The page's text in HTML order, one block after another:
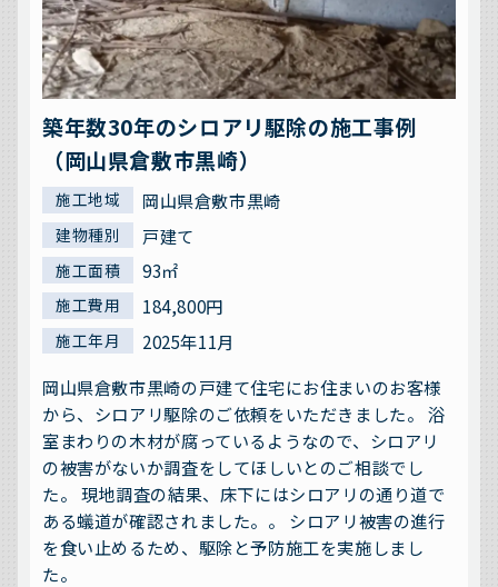
築年数30年のシロアリ駆除の施工事例
（岡山県倉敷市黒崎）
施工地域 岡山県倉敷市黒崎
建物種別 戸建て
施工面積 93㎡
施工費用 184,800円
施工年月
2025年11月
岡山県倉敷市黒崎の戸建て住宅にお住まいのお客様
から、シロアリ駆除のご依頼をいただきました。 浴
室まわりの木材が腐っているようなので、シロアリ
の被害がないか調査をしてほしいとのご相談でし
た。 現地調査の結果、床下にはシロアリの通り道で
ある蟻道が確認されました。。 シロアリ被害の進行
を食い止めるため、駆除と予防施工を実施しまし
た。